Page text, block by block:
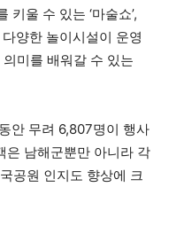
키울 수 있는 ‘마술쇼’,
양한 놀이시설이 운영
미를 배워갈 수 있는
안 무려 6,807명이 행사
은 남해군뿐만 아니라 각
공원 인지도 향상에 크